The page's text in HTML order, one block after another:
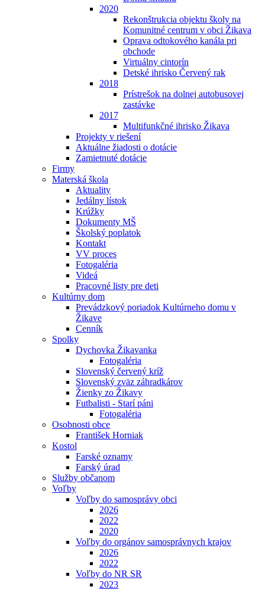
2020
Rekonštrukcia objektu školy na
Komunitné centrum v obci Žikava
Oprava odtokového kanála pri
obchode
Virtuálny cintorín
Detské ihrisko Červený rak
2018
Prístrešok na dolnej autobusovej
zastávke
2017
Multifunkčné ihrisko Žikava
Projekty v riešení
Aktuálne žiadosti o dotácie
Zamietnuté dotácie
Firmy
Materská škola
Aktuality
Jedálny lístok
Krúžky
Dokumenty MŠ
Školský poplatok
Kontakt
VV proces
Fotogaléria
Videá
Pracovné listy pre deti
Kultúrny dom
Prevádzkový poriadok Kultúrneho domu v
Žikave
Cenník
Spolky
Dychovka Žikavanka
Fotogaléria
Slovenský červený kríž
Slovenský zväz záhradkárov
Žienky zo Žikavy
Futbalisti - Starí páni
Fotogaléria
Osobnosti obce
František Horniak
Kostol
Farské oznamy
Farský úrad
Služby občanom
Voľby
Voľby do samosprávy obci
2026
2022
2020
Voľby do orgánov samosprávnych krajov
2026
2022
Voľby do NR SR
2023